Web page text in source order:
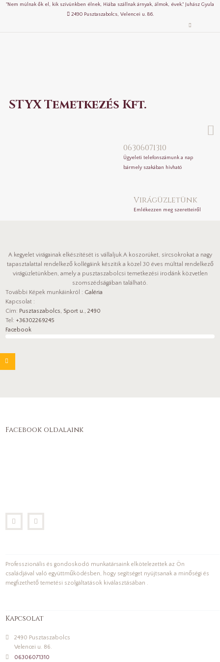
"Nem múlnak ők el, kik szívünkben élnek, Hiába szállnak árnyak, álmok, évek." Juhász Gyula
2490 Pusztaszabolcs, Velencei u. 86.
STYX Temetkezés Kft.
06306071310
Ügyeleti telefonszámunk a nap
bármely szakában hívható
Virágüzletünk
Emlékezzen meg szeretteiről
A kegyelet virágainak elkészítését is vállaljuk.A koszorúket, sírcsokrokat a nagy
tapasztalattal rendelkező kollégáink készítik a közel 30 éves múlttal rendelkező
virágüzletünkben, amely a pusztaszabolcsi temetkezési irodánk közvetlen
szomszédságában található.
További Képek munkáinkról : Galéria
Kapcsolat :
Cím: Pusztaszabolcs, Sport u., 2490
Tel: +36302269245
Facebook
Facebook oldalaink
Professzionális és gondoskodó munkatársaink elkötelezettek az Ön
családjával való együttműködésben, hogy segítséget nyújtsanak a minőségi és
megfizethető temetési szolgáltatások kiválasztásában .
Kapcsolat
2490 Pusztaszabolcs
Velencei u. 86.
06306071310